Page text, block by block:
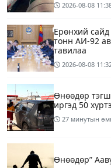
2026-08-08
Ерөнхий
тонн АИ-92
тавилаа
2026-08-08
Өнөөдөр
иргэд 50
27 минутын
Өнөөдөр”